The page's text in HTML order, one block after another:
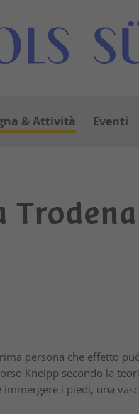
& Attività Eventi
persona che effetto
Kneipp secondo la
i piedi, una